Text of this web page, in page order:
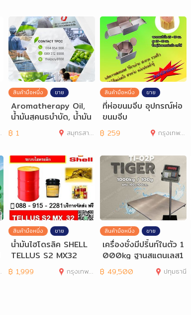
สินค้ามือหนึ่ง ขาย
Aromatherapy Oil,
น้ำมันสุคนธบำบัด, น้ำมัน
อโรมา, อโรมาเทอราป
฿ 1 สมุทรสาคร
สินค้ามือหนึ่ง ขาย
ที่ห่อขนมจีบ อุปกรณ์ห่อ
ขนมจีบ
฿ 259 กรุงเทพมหานคร
สินค้ามือหนึ่ง ขาย
น้ำมันไฮโดรลิค SHELL
TELLUS S2 MX32
฿ 1,999 กรุงเทพมหานคร
สินค้ามือหนึ่ง ขาย
เครื่องชั่งมีปริ้นท์ในตัว 1
000kg ฐานสแตนเลส1
00x100cm TI-02P
฿ 49,500 ปทุมธานี